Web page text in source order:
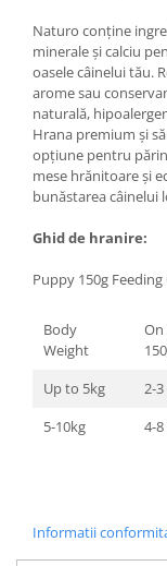
Naturo conține
minerale și calciu
oasele câinelui tău.
arome sau
naturală,
Hrana premium și
opțiune pentru
mese hrănitoare și
bunăstarea câinelui
Ghid de hranire:
Puppy 150g
Body
Weight
On
Up to 5kg
2-
5-10kg
4-
Informatii